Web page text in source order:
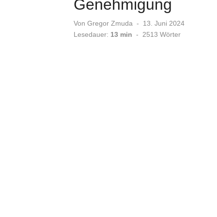
Genehmigung
Von Gregor Zmuda
Veröffentlicht
am
13. Juni 2024
Lesedauer: 13 min - 2513 Wörter